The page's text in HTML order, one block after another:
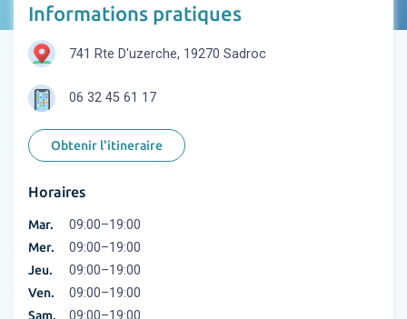
Informations pratiques
741 Rte D'uzerche, 19270 Sadroc
06 32 45 61 17
Obtenir l'itineraire
Horaires
Mar. 09:00–19:00
Mer. 09:00–19:00
Jeu. 09:00–19:00
Ven. 09:00–19:00
Sam.
09:00–19:00